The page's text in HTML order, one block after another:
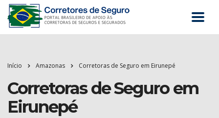
Início Amazonas Corretoras de Seguro em Eirunepé
Corretoras de Seguro em
Eirunepé